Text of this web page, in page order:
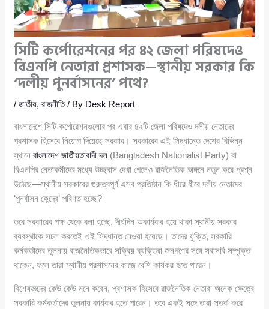
সিটি কর্পোরেশনের পর ৪২ জেলা পরিষদেও
বিএনপি নেতারা প্রশাসক—স্থানীয় সরকার কি
‘দলীয় পুনর্বাসনের’ পথে?
/জাতীয়,রাজনীতি/ By Desk Report
বাংলাদেশে সিটি কর্পোরেশনগুলোর পর এবার ৪২টি জেলা পরিষদেও দলীয় নেতাদের
প্রশাসক হিসেবে নিয়োগ দিয়েছে সরকার। সরকারের এই সিদ্ধান্তে দেশের বিভিন্ন
স্থানেবাংলাদেশ জাতীয়তাবাদী দল (Bangladesh Nationalist Party) বা
বিএনপির নেতাকর্মীদের মধ্যে উচ্ছ্বাস দেখা গেলেও রাজনৈতিক অঙ্গনে নতুন করে প্রশ্ন
উঠেছে—স্থানীয় সরকারের গুরুত্বপূর্ণ এসব প্রতিষ্ঠান কি ধীরে ধীরে দলীয় নেতাদের
‘পুনর্বাসন কেন্দ্রে’ পরিণত হচ্ছে?
তবে সরকারের পক্ষ থেকে বলা হচ্ছে, দীর্ঘদিন অকার্যকর হয়ে থাকা স্থানীয় সরকার
ব্যবস্থাকে সচল করতেই এই সিদ্ধান্ত নেওয়া হয়েছে। তাদের যুক্তি, সরকারি
কর্মকর্তাদের তুলনায় রাজনৈতিকভাবে সক্রিয় ব্যক্তিরা জনগণের সঙ্গে সরাসরি সম্পৃক্ত
থাকেন, ফলে তারা স্থানীয় প্রশাসনের কাজে বেশি কার্যকর হতে পারেন।
বিশেষজ্ঞদের কেউ কেউ মনে করেন, প্রশাসক হিসেবে রাজনৈতিক নেতারা অনেক ক্ষেত্রে
সরকারি কর্মকর্তাদের তুলনায় কার্যকর হতে পারেন। তবে একই সঙ্গে তারা সতর্ক করে